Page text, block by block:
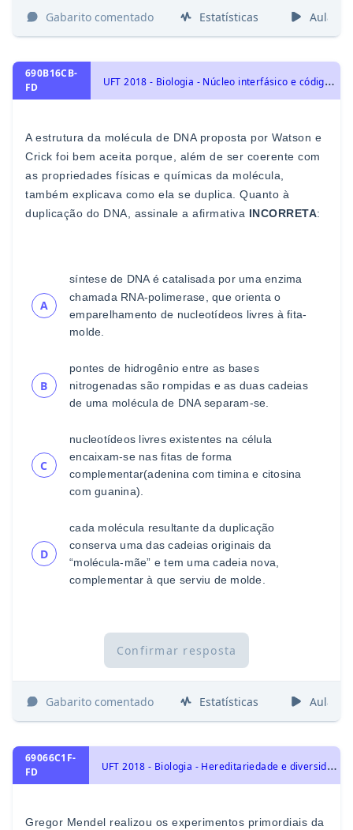
Gabarito comentado Estatísticas Aulas
690B16CB-
FD
U
FT 2018 - Biologia - Núcleo interfásico e código genético, Moléculas, células e tecidos
A estrutura da molécula de DNA proposta por Watson e
Crick foi bem aceita porque, além de ser coerente com
as propriedades físicas e químicas da molécula,
também explicava como ela se duplica. Quanto à
duplicação do DNA, assinale a afirmativa INCORRETA:
A
síntese de DNA é catalisada por uma enzima
chamada RNA-polimerase, que orienta o
emparelhamento de nucleotídeos livres à fita-
molde.
B
pontes de hidrogênio entre as bases
nitrogenadas são rompidas e as duas cadeias
de uma molécula de DNAseparam-se.
C
nucleotídeos livres existentes na célula
encaixam-se nas fitas deforma
complementar(adenina com timina e citosina
com guanina).
D
cada molécula resultante da duplicação
conserva umadas cadeias originais da
“molécula-mãe” e tem umacadeia nova,
complementar à que serviu de molde.
Confirmar resposta
Gabarito comentado Estatísticas Aulas
69066C1F-
FD
U
FT 2018 - Biologia - Hereditariedade e diversidade da vida, Introdução à genética: 1ª e 2ª leis de Mendel
Gregor Mendel realizou os experimentos primordiais da